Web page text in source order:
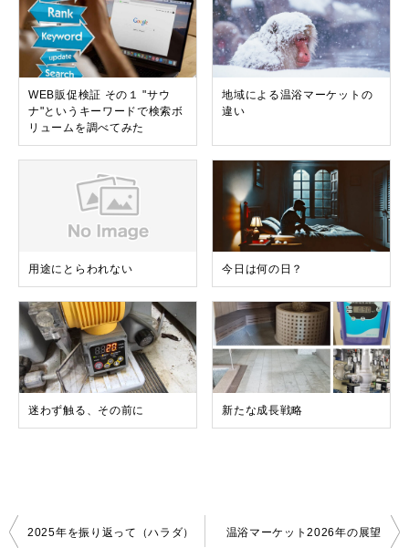
WEB販促検証 その１ "サウ
ナ"というキーワードで検索ボ
リュームを調べてみた
地域による温浴マーケットの
違い
用途にとらわれない 今日は何の日？
迷わず触る、その前に 新たな成長戦略
投
稿
2025年を振り返って（ハラダ） 温浴マーケット2026年の展望